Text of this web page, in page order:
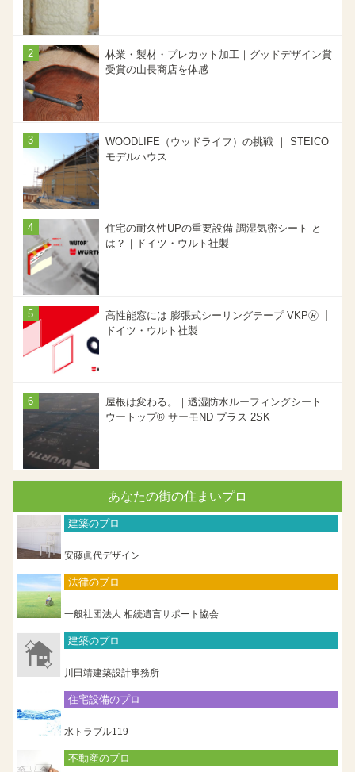
林業・製材・プレカット加工｜グッドデザイン賞
受賞の山長商店を体感
WOODLIFE（ウッドライフ）の挑戦 ｜ STEICO
モデルハウス
住宅の耐久性UPの重要設備 調湿気密シート と
は？｜ドイツ・ウルト社製
高性能窓には 膨張式シーリングテープ VKP🄬 ｜
ドイツ・ウルト社製
屋根は変わる。｜透湿防水ルーフィングシート
ウートップ® サーモND プラス 2SK
あなたの街の住まいプロ
建築のプロ
安藤眞代デザイン
法律のプロ
一般社団法人 相続遺言サポート協会
建築のプロ
川田靖建築設計事務所
住宅設備のプロ
水トラブル119
不動産のプロ